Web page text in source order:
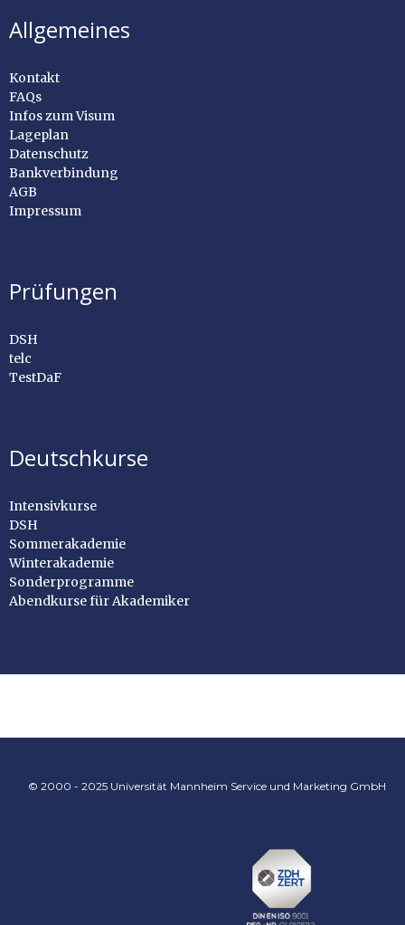
Allgemeines
Kontakt
FAQs
Infos zum Visum
Lageplan
Datenschutz
Bankverbindung
AGB
Impressum
Prüfungen
DSH
telc
TestDaF
Deutschkurse
Intensivkurse
DSH
Sommerakademie
Winterakademie
Sonderprogramme
Abendkurse für Akademiker
© 2000 - 2025 Universität Mannheim Service und Marketing GmbH